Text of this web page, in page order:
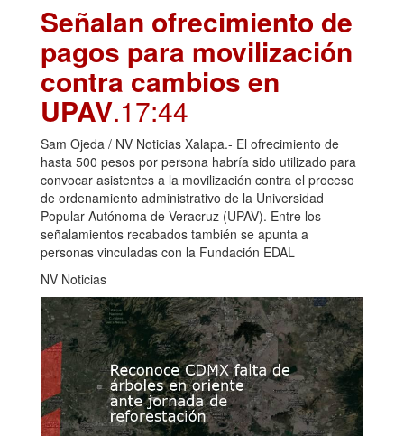
Señalan ofrecimiento de
pagos para movilización
contra cambios en
UPAV.17:44
Sam Ojeda / NV Noticias Xalapa.- El ofrecimiento de
hasta 500 pesos por persona habría sido utilizado para
convocar asistentes a la movilización contra el proceso
de ordenamiento administrativo de la Universidad
Popular Autónoma de Veracruz (UPAV). Entre los
señalamientos recabados también se apunta a
personas vinculadas con la Fundación EDAL
NV Noticias